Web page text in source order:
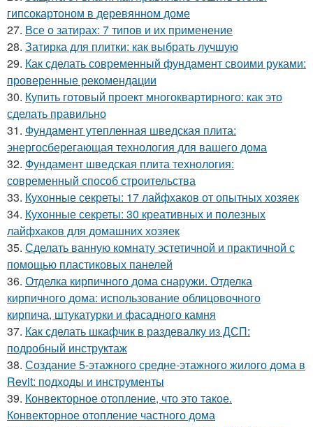
гипсокартоном в деревянном доме
27. Все о затирах: 7 типов и их применение
28. Затирка для плитки: как выбрать лучшую
29. Как сделать современный фундамент своими руками:
проверенные рекомендации
30. Купить готовый проект многоквартирного: как это
сделать правильно
31. Фундамент утепленная шведская плита:
энергосберегающая технология для вашего дома
32. Фундамент шведская плита технология:
современный способ строительства
33. Кухонные секреты: 17 лайфхаков от опытных хозяек
34. Кухонные секреты: 30 креативных и полезных
лайфхаков для домашних хозяек
35. Сделать ванную комнату эстетичной и практичной с
помощью пластиковых панелей
36. Отделка кирпичного дома снаружи. Отделка
кирпичного дома: использование облицовочного
кирпича, штукатурки и фасадного камня
37. Как сделать шкафчик в раздевалку из ДСП:
подробный инструктаж
38. Создание 5-этажного средне-этажного жилого дома в
Revit: подходы и инструменты
39. Конвекторное отопление, что это такое.
Конвекторное отопление частного дома